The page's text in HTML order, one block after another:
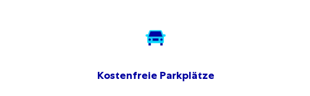
Kostenfreie Parkplätze